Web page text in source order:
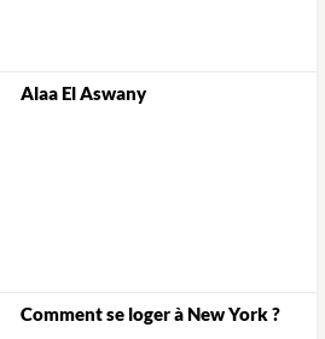
Alaa El Aswany
Comment se loger à New York ?